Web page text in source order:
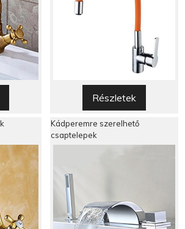
Részletek
Kádperemre szerelhető
csaptelepek